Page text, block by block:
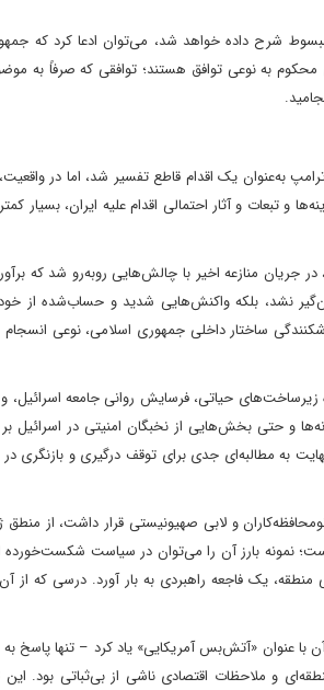
شرح داده خواهد شد، می‌توان ادعا کرد که
محکوم به نوعی توافق هستند؛ توافقی که صرفاً به
از منظر نتانیاهو و ترامپ به‌عنوان یک اقدام قاطع تفسیر شد، اما
تبعات و آثار احتمالی اقدام علیه ایران، بسیار
جریان منازعه اخیر با چالش‌هایی روبه‌رو شد که
نشد، بلکه واکنش‌هایی شدید و حساب‌شده از
ساختار داخلی جمهوری اسلامی، نوعی انسجام
حیاتی، فرسایش روانی جامعه اسرائیل، و
و حتی بخش‌هایی از نخبگان امنیتی در اسرائیل
به مطالبه‌ای جدی برای توقف درگیری و بازنگری
و لابی صهیونیستی قرار داشت، از منطق
نمونه بارز آن را می‌توان در سیاست شکست‌خورده
یک فاجعه راهبردی به بار آورد. درسی که از
عنوان «آتش‌بس آمریکایی» یاد کرد – تنها پاسخ به
و ملاحظات اقتصادی ناشی از بی‌ثباتی بود.